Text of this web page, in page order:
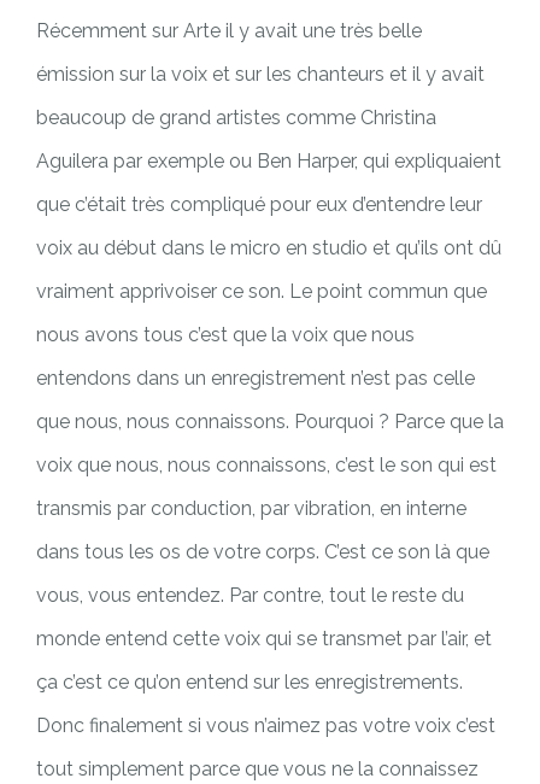
Récemment sur Arte il y avait une très belle
émission sur la voix et sur les chanteurs et il y avait
beaucoup de grand artistes comme Christina
Aguilera par exemple ou Ben Harper, qui expliquaient
que c’était très compliqué pour eux d’entendre leur
voix au début dans le micro en studio et qu’ils ont dû
vraiment apprivoiser ce son. Le point commun que
nous avons tous c’est que la voix que nous
entendons dans un enregistrement n’est pas celle
que nous, nous connaissons. Pourquoi ? Parce que la
voix que nous, nous connaissons, c’est le son qui est
transmis par conduction, par vibration, en interne
dans tous les os de votre corps. C’est ce son là que
vous, vous entendez. Par contre, tout le reste du
monde entend cette voix qui se transmet par l’air, et
ça c’est ce qu’on entend sur les enregistrements.
Donc finalement si vous n’aimez pas votre voix c’est
tout simplement parce que vous ne la connaissez